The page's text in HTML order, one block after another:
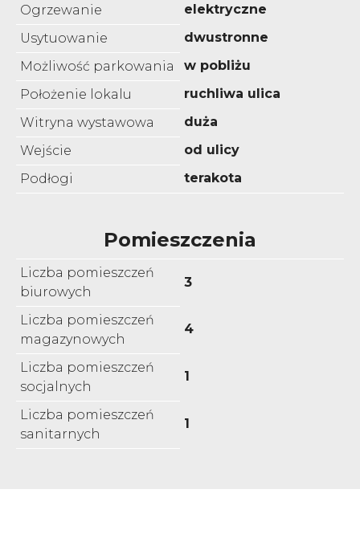
Ogrzewanie
elektryczne
Usytuowanie
dwustronne
Możliwość parkowania
w pobliżu
Położenie lokalu
ruchliwa ulica
Witryna wystawowa
duża
Wejście
od ulicy
Podłogi
terakota
Pomieszczenia
Liczba pomieszczeń
biurowych
3
Liczba pomieszczeń
magazynowych
4
Liczba pomieszczeń
socjalnych
1
Liczba pomieszczeń
sanitarnych
1